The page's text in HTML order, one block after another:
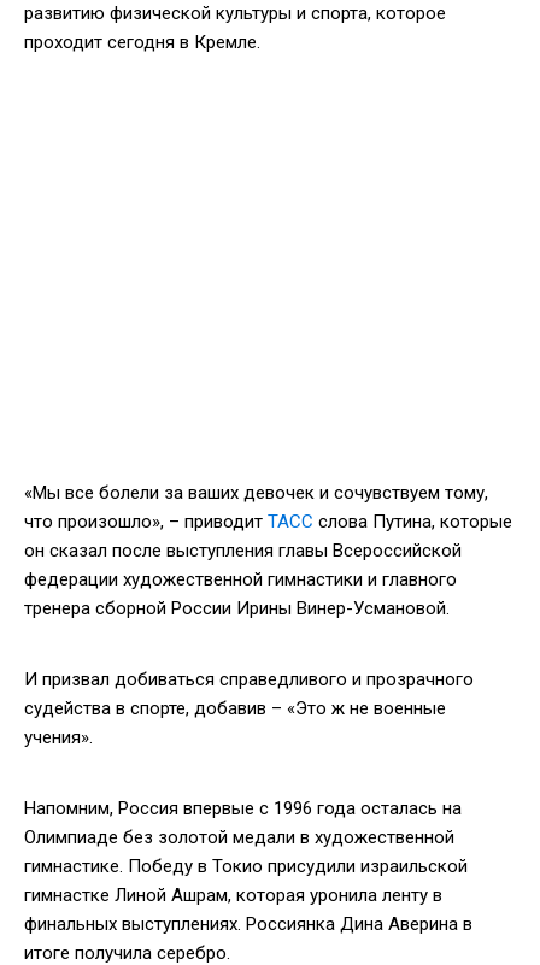
развитию физической культуры и спорта, которое
проходит сегодня в Кремле.
«Мы все болели за ваших девочек и сочувствуем тому,
что произошло», – приводит ТАСС слова Путина, которые
он сказал после выступления главы Всероссийской
федерации художественной гимнастики и главного
тренера сборной России Ирины Винер-Усмановой.
И призвал добиваться справедливого и прозрачного
судейства в спорте, добавив – «Это ж не военные
учения».
Напомним, Россия впервые с 1996 года осталась на
Олимпиаде без золотой медали в художественной
гимнастике. Победу в Токио присудили израильской
гимнастке Линой Ашрам, которая уронила ленту в
финальных выступлениях. Россиянка Дина Аверина в
итоге получила серебро.